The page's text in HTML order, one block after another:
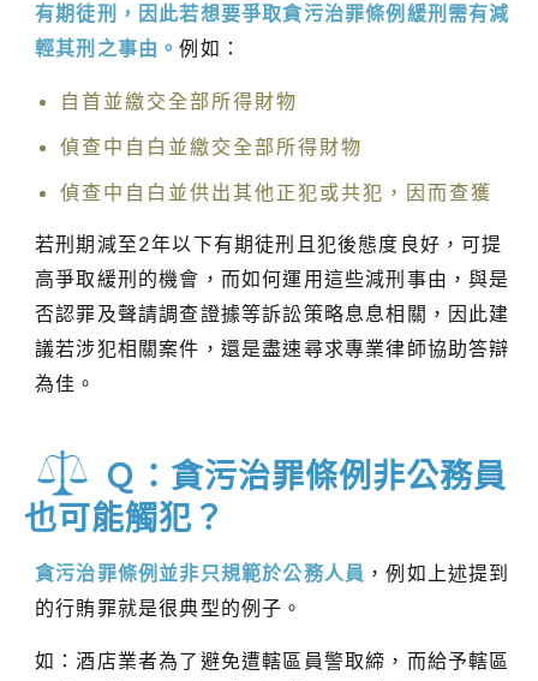
有期徒刑，因此若想要爭取貪污治罪條例緩刑需有減
輕其刑之事由。例如：
自首並繳交全部所得財物
偵查中自白並繳交全部所得財物
偵查中自白並供出其他正犯或共犯，因而查獲
若刑期減至2年以下有期徒刑且犯後態度良好，可提
高爭取緩刑的機會，而如何運用這些減刑事由，與是
否認罪及聲請調查證據等訴訟策略息息相關，因此建
議若涉犯相關案件，還是盡速尋求專業律師協助答辯
為佳。
Ｑ：貪污治罪條例非公務員
也可能觸犯？
貪污治罪條例並非只規範於公務人員 ，例如上述提到
的行賄罪就是很典型的例子。
如：酒店業者為了避免遭轄區員警取締，而給予轄區